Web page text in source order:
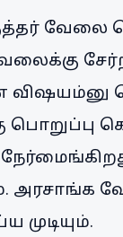
வேலை
விஷயம்னு
பொறுப்பு
அரசாங்க
முடியும்.